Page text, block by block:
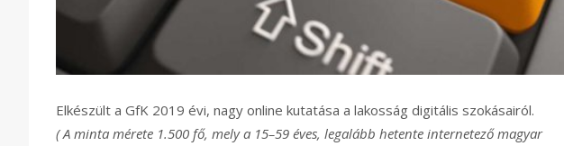
Elkészült a GfK 2019 évi, nagy online kutatása a lakosság digitális szokásairól.
( A minta mérete 1.500 fő, mely a 15–59 éves, legalább hetente internetező magyar